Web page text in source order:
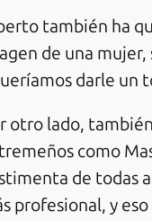
también ha
de una
darle un
otro lado,
como
de todas
profesional, y